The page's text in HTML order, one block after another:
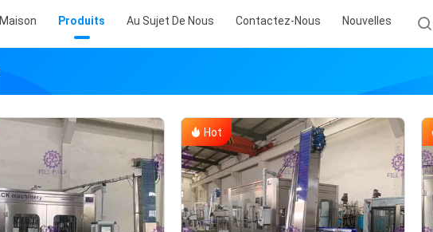
Maison Produits Au Sujet De Nous Contactez-Nous Nouvelles
Hot